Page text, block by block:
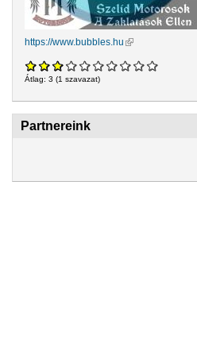
https://www.bubbles.hu (külső hivatkozás)
Átlag: 3 (1 szavazat)
Partnereink